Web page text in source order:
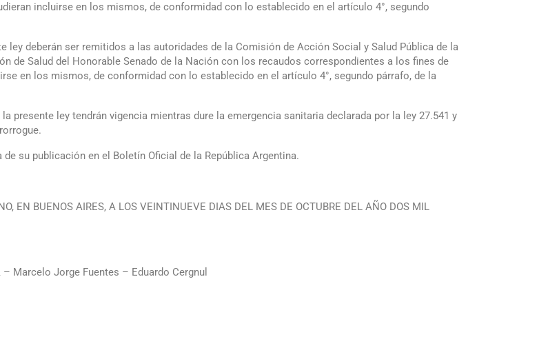
incluirse en los mismos, de conformidad con lo establecido en el artículo 4°, segundo
deberán ser remitidos a las autoridades de la Comisión de Acción Social y Salud Pública de la
de Salud del Honorable Senado de la Nación con los recaudos correspondientes a los fines de
en los mismos, de conformidad con lo establecido en el artículo 4°, segundo párrafo, de la
presente ley tendrán vigencia mientras dure la emergencia sanitaria declarada por la ley 27.541 y
su publicación en el Boletín Oficial de la República Argentina.
EN BUENOS AIRES, A LOS VEINTINUEVE DIAS DEL MES DE OCTUBRE DEL AÑO DOS MIL
– Marcelo Jorge Fuentes – Eduardo Cergnul